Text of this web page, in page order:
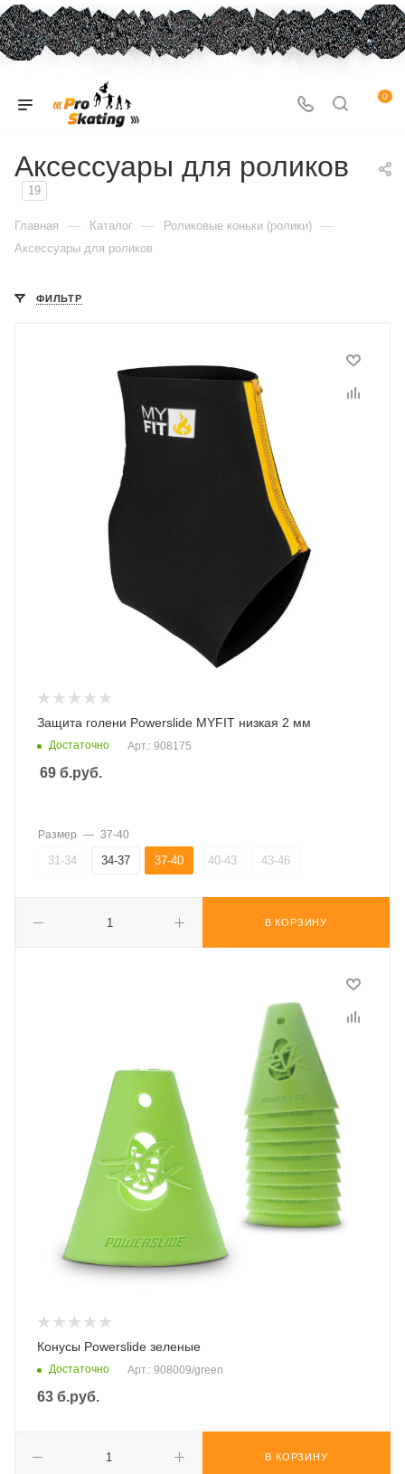
0
Аксессуары для роликов
19
Главная — Каталог — Роликовые коньки (ролики) —
Аксессуары для роликов
ФИЛЬТР
Защита голени Powerslide MYFIT низкая 2 мм
Достаточно Арт.: 908175
69 б.руб.
В КОРЗИНУ
Размер — 37-40
31-34 34-37 37-40 40-43 43-46
Конусы Powerslide зеленые
Достаточно Арт.: 908009/green
63 б.руб.
В КОРЗИНУ